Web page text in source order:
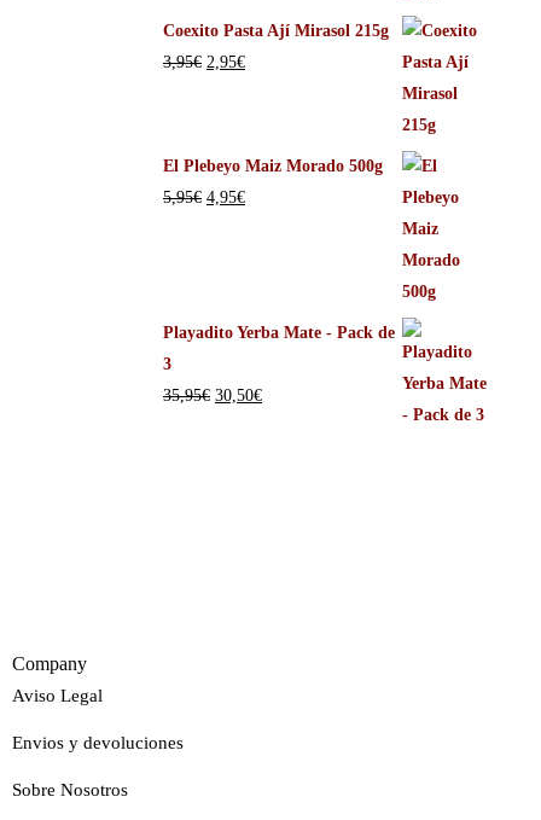
Coexito Pasta Ají Mirasol 215g
3,95€ 2,95€
El Plebeyo Maiz Morado 500g
5,95€ 4,95€
Playadito Yerba Mate - Pack de
3
35,95€ 30,50€
Company
Aviso Legal
Envios y devoluciones
Sobre Nosotros